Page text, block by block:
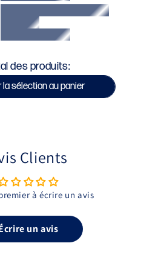
004
des produits:
la sélection au panier
Clients
à écrire un avis
un avis